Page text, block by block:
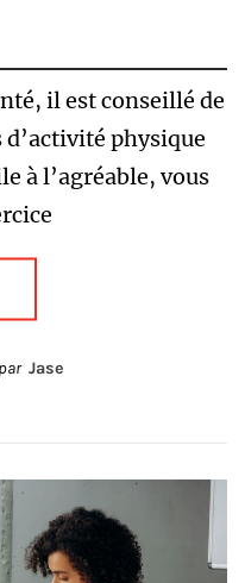
il est conseillé de
physique
à l’agréable, vous
Jase